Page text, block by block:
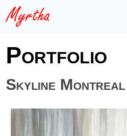
Portfolio
Skyline